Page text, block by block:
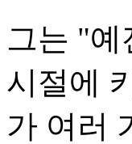
그는 "예
시절에
가 여러